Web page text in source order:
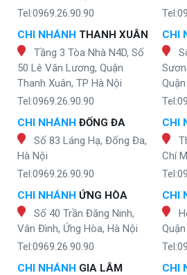
Tel:0969.26.90.90
CHI NHÁNH THANH XUÂN
Tầng 3 Tòa Nhà N4D, Số
50 Lê Văn Lương, Quận
Thanh Xuân, TP Hà Nội
Tel:0969.26.90.90
CHI NHÁNH ĐỐNG ĐA
Số 83 Láng Hạ, Đống Đa,
Hà Nội
Tel:0969.26.90.90
CHI NHÁNH ỨNG HÒA
Số 40 Trần Đăng Ninh,
Vân Đình, Ứng Hòa, Hà Nội
Tel:0969.26.90.90
CHI NHÁNH GIA LÂM
CHI
CHI
Chí
CHI
CHI